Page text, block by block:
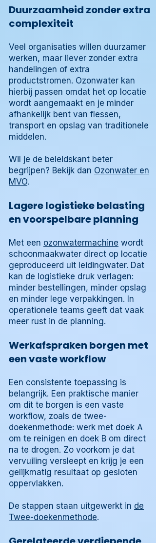
Duurzaamheid zonder extra
complexiteit
Veel organisaties willen duurzamer
werken, maar liever zonder extra
handelingen of extra
productstromen. Ozonwater kan
hierbij passen omdat het op locatie
wordt aangemaakt en je minder
afhankelijk bent van flessen,
transport en opslag van traditionele
middelen.
Wil je de beleidskant beter
begrijpen? Bekijk dan Ozonwater en
MVO.
Lagere logistieke belasting
en voorspelbare planning
Met een ozonwatermachine wordt
schoonmaakwater direct op locatie
geproduceerd uit leidingwater. Dat
kan de logistieke druk verlagen:
minder bestellingen, minder opslag
en minder lege verpakkingen. In
operationele teams geeft dat vaak
meer rust in de planning.
Werkafspraken borgen met
een vaste workflow
Een consistente toepassing is
belangrijk. Een praktische manier
om dit te borgen is een vaste
workflow, zoals de twee-
doekenmethode: werk met doek A
om te reinigen en doek B om direct
na te drogen. Zo voorkom je dat
vervuiling versleept en krijg je een
gelijkmatig resultaat op gesloten
oppervlakken.
De stappen staan uitgewerkt in de
Twee-doekenmethode.